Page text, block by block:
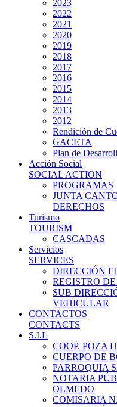
2023
2022
2021
2020
2019
2018
2017
2016
2015
2014
2013
2012
Rendición de
GACETA
Plan de
Acción Social
SOCIAL ACTION
PROGRAMAS
JUNTA
DERECHOS
Turismo
TOURISM
CASCADAS
Servicios
SERVICES
DIRECCIÓN
REGISTRO
SUB
VEHICULAR
CONTACTOS
CONTACTS
S.I.L
COOP. POZA
CUERPO DE
PARROQUIA
NOTARIA
OLMEDO
COMISARIA